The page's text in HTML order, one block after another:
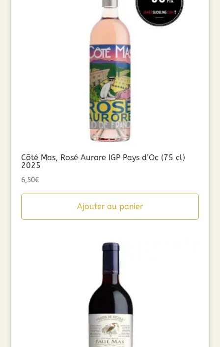
Côté Mas, Rosé Aurore IGP Pays d’Oc (75 cl)
2025
6,50€
Ajouter au panier